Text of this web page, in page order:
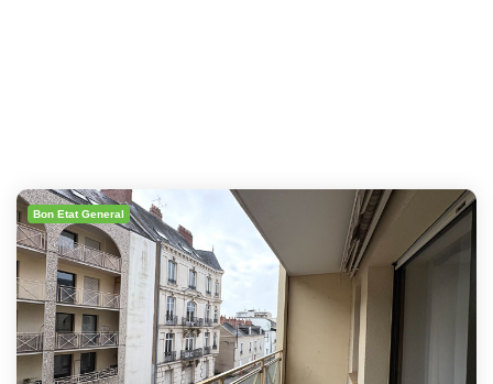
Bon Etat General